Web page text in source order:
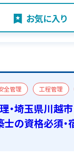
お気に入り
全管理 工程管理
築施工管理技士 一
・埼玉県川越
士の資格必須